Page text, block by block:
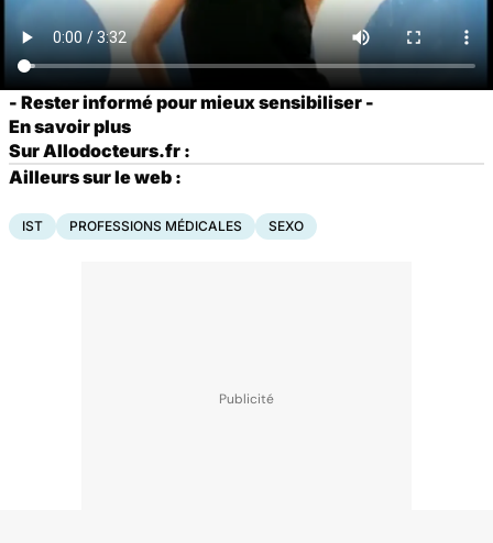
- Rester informé pour mieux sensibiliser -
En savoir plus
Sur Allodocteurs.fr :
Ailleurs sur le web :
IST PROFESSIONS MÉDICALES SEXO